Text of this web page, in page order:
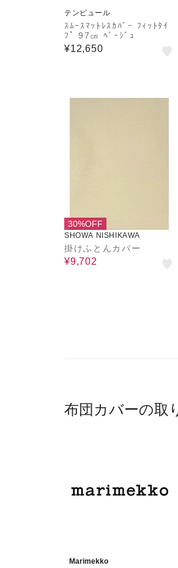
テンピュール
ｽﾑｰｽﾏｯﾄﾚｽｶﾊﾞｰ ﾌｨｯﾄﾀｲ
ﾌﾟ 97㎝ ﾍﾞｰｼﾞｭ
¥12,650
30%OFF
SHOWA NISHIKAWA
掛けふとんカバー
¥9,702
布団カバーの取
Marimekko